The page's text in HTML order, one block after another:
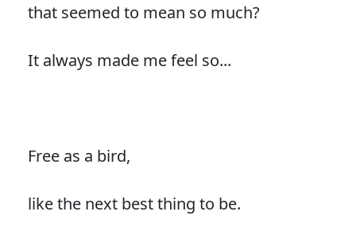
that seemed to mean so much?
It always made me feel so...
Free as a bird,
like the next best thing to be.